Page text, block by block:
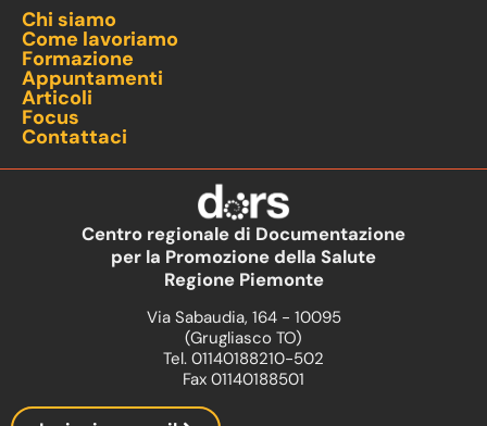
Chi siamo
Come lavoriamo
Formazione
Appuntamenti
Articoli
Focus
Contattaci
Centro regionale di Documentazione
per la Promozione della Salute
Regione Piemonte
Via Sabaudia, 164 - 10095
(Grugliasco TO)
Tel. 01140188210-502
Fax 01140188501